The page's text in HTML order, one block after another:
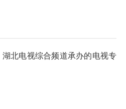
北电视综合频道承办的电视专